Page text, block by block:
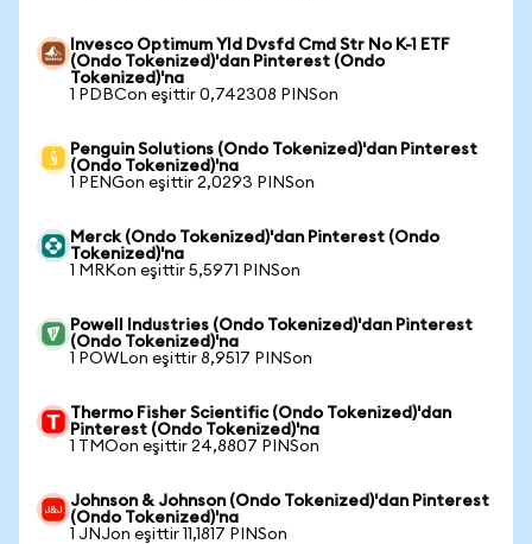
Invesco Optimum Yld Dvsfd Cmd Str No K-1 ETF
(Ondo Tokenized)'dan Pinterest (Ondo
Tokenized)'na
1 PDBCon eşittir 0,742308 PINSon
Penguin Solutions (Ondo Tokenized)'dan Pinterest
(Ondo Tokenized)'na
1 PENGon eşittir 2,0293 PINSon
Merck (Ondo Tokenized)'dan Pinterest (Ondo
Tokenized)'na
1 MRKon eşittir 5,5971 PINSon
Powell Industries (Ondo Tokenized)'dan Pinterest
(Ondo Tokenized)'na
1 POWLon eşittir 8,9517 PINSon
Thermo Fisher Scientific (Ondo Tokenized)'dan
Pinterest (Ondo Tokenized)'na
1 TMOon eşittir 24,8807 PINSon
Johnson & Johnson (Ondo Tokenized)'dan Pinterest
(Ondo Tokenized)'na
1 JNJon eşittir 11,1817 PINSon